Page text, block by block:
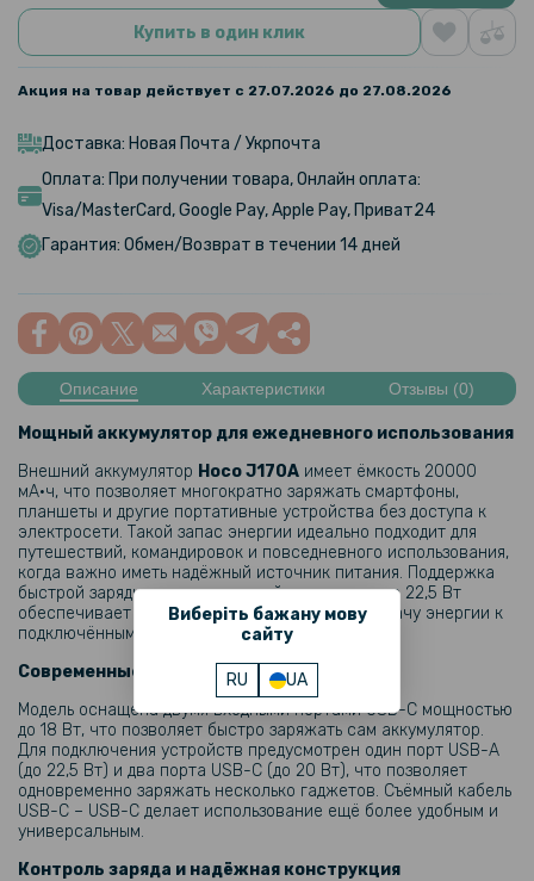
Виберіть бажану мову
сайту
RU UA
Купить в один клик
Акция на товар действует с 27.07.2026 до 27.08.2026
Доставка: Новая Почта / Укрпочта
Оплата: При получении товара, Онлайн оплата:
Visa/MasterCard, Google Pay, Apple Pay, Приват24
Гарантия: Обмен/Возврат в течении 14 дней
Описание Характеристики Отзывы (0)
Мощный аккумулятор для ежедневного использования
Внешний аккумулятор Hoco J170A имеет ёмкость 20000
мА·ч, что позволяет многократно заряжать смартфоны,
планшеты и другие портативные устройства без доступа к
электросети. Такой запас энергии идеально подходит для
путешествий, командировок и повседневного использования,
когда важно иметь надёжный источник питания. Поддержка
быстрой зарядки с максимальной мощностью до 22,5 Вт
обеспечивает эффективную и стабильную подачу энергии к
подключённым устройствам.
Современные разъёмы и быстрая зарядка
Модель оснащена двумя входными портами USB-C мощностью
до 18 Вт, что позволяет быстро заряжать сам аккумулятор.
Для подключения устройств предусмотрен один порт USB-A
(до 22,5 Вт) и два порта USB-C (до 20 Вт), что позволяет
одновременно заряжать несколько гаджетов. Съёмный кабель
USB-C – USB-C делает использование ещё более удобным и
универсальным.
Контроль заряда и надёжная конструкция